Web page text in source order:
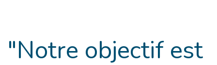
"Notre objectif est